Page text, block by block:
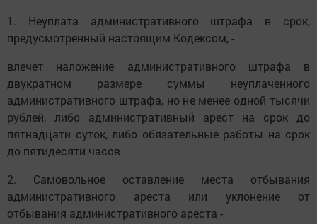
1. Неуплата административного штрафа в срок,
предусмотренный настоящим Кодексом, -
влечет наложение административного штрафа в
двукратном размере суммы неуплаченного
административного штрафа, но не менее одной тысячи
рублей, либо административный арест на срок до
пятнадцати суток, либо обязательные работы на срок
до пятидесяти часов.
2. Самовольное оставление места отбывания
административного ареста или уклонение от
отбывания административного ареста -